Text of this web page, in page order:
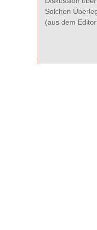
Solchen
(aus dem